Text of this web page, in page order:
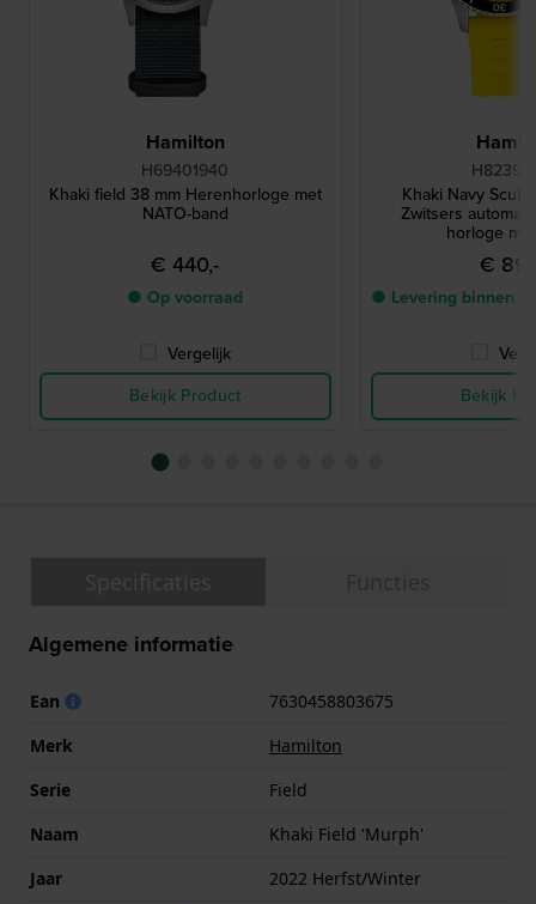
Hamilton
H69401940
Khaki field 38 mm Herenhorloge met
NATO-band
€ 440,-
● Op voorraad
Vergelijk
Bekijk Product
Khaki Navy
Zwitsers
horloge
€
● Levering binnen
Bekijk
Algemene informatie
Ean
7630458803675
Merk
Hamilton
Serie
Field
Naam
Khaki Field 'Murph'
Jaar
2022 Herfst/Winter